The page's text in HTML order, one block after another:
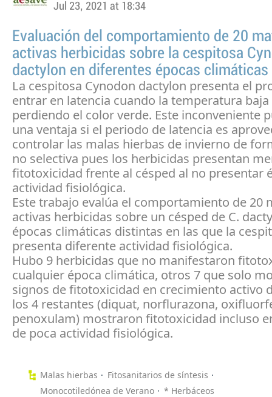
Jul 23, 2021 at 18:34
Evaluación del comportamiento de 20
activas herbicidas sobre la cespitosa
dactylon en diferentes épocas climáticas
La cespitosa Cynodon dactylon presenta el
entrar en latencia cuando la temperatura baja
perdiendo el color verde. Este inconveniente
una ventaja si el periodo de latencia es
controlar las malas hierbas de invierno de
no selectiva pues los herbicidas presentan
fitotoxicidad frente al césped al no presentar
actividad fisiológica.
Este trabajo evalúa el comportamiento de 20
activas herbicidas sobre un césped de C.
épocas climáticas distintas en las que la
presenta diferente actividad fisiológica.
Hubo 9 herbicidas que no manifestaron
cualquier época climática, otros 7 que solo
signos de fitotoxicidad en crecimiento activo
los 4 restantes (diquat, norflurazona,
penoxulam) mostraron fitotoxicidad incluso
de poca actividad fisiológica.
Malas hierbas
Fitosanitarios de síntesis
Monocotiledónea de Verano
* Herbáceos